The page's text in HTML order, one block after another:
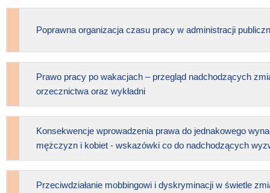
Poprawna organizacja czasu pracy w administracji
Prawo pracy po wakacjach – przegląd nadchodzących
orzecznictwa oraz wykładni
Konsekwencje wprowadzenia prawa do jednakowego
mężczyzn i kobiet - wskazówki co do nadchodzących
Przeciwdziałanie mobbingowi i dyskryminacji w świetle